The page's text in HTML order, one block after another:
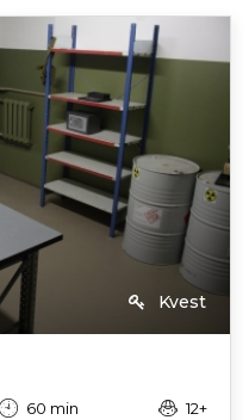
Kvest
60 min
12+